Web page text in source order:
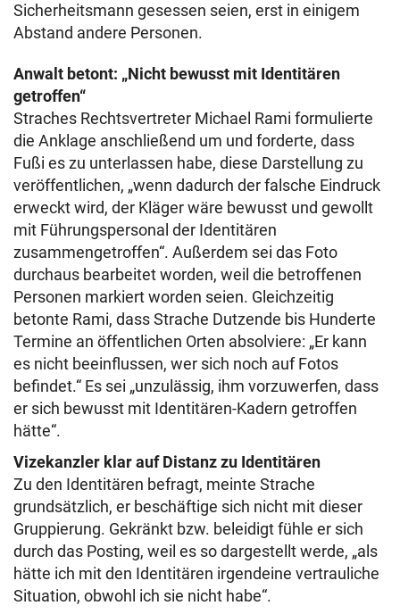
Sicherheitsmann gesessen seien, erst in einigem
Abstand andere Personen.
Anwalt betont: „Nicht bewusst mit Identitären
getroffen“
Straches Rechtsvertreter Michael Rami formulierte
die Anklage anschließend um und forderte, dass
Fußi es zu unterlassen habe, diese Darstellung zu
veröffentlichen, „wenn dadurch der falsche Eindruck
erweckt wird, der Kläger wäre bewusst und gewollt
mit Führungspersonal der Identitären
zusammengetroffen“. Außerdem sei das Foto
durchaus bearbeitet worden, weil die betroffenen
Personen markiert worden seien. Gleichzeitig
betonte Rami, dass Strache Dutzende bis Hunderte
Termine an öffentlichen Orten absolviere: „Er kann
es nicht beeinflussen, wer sich noch auf Fotos
befindet.“ Es sei „unzulässig, ihm vorzuwerfen, dass
er sich bewusst mit Identitären-Kadern getroffen
hätte“.
Vizekanzler klar auf Distanz zu Identitären
Zu den Identitären befragt, meinte Strache
grundsätzlich, er beschäftige sich nicht mit dieser
Gruppierung. Gekränkt bzw. beleidigt fühle er sich
durch das Posting, weil es so dargestellt werde, „als
hätte ich mit den Identitären irgendeine vertrauliche
Situation, obwohl ich sie nicht habe“.